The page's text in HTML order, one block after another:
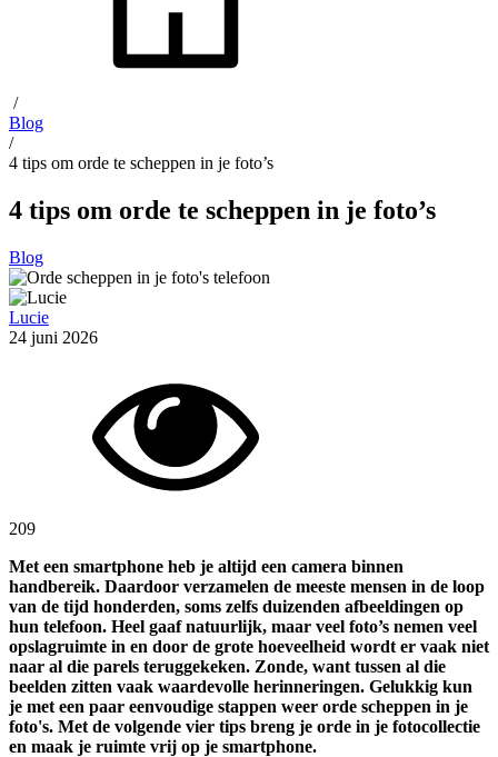
/
Blog
/
4 tips om orde te scheppen in je foto’s
4 tips om orde te scheppen in je foto’s
Blog
Lucie
24 juni 2026
209
Met een smartphone heb je altijd een camera binnen
handbereik. Daardoor verzamelen de meeste mensen in de loop
van de tijd honderden, soms zelfs duizenden afbeeldingen op
hun telefoon. Heel gaaf natuurlijk, maar veel foto’s nemen veel
opslagruimte in en door de grote hoeveelheid wordt er vaak niet
naar al die parels teruggekeken. Zonde, want tussen al die
beelden zitten vaak waardevolle herinneringen. Gelukkig kun
je met een paar eenvoudige stappen weer orde scheppen in je
foto's. Met de volgende vier tips breng je orde in je fotocollectie
en maak je ruimte vrij op je smartphone.